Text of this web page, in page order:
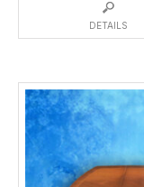
DETAILS